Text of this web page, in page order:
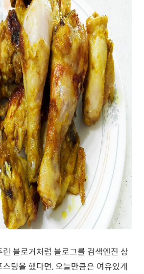
블로거처럼 블로그를 검색엔진 상
팅을 했다면, 오늘만큼은 여유있게